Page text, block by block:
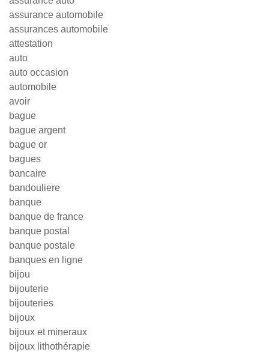
assurance automobile
assurances automobile
attestation
auto
auto occasion
automobile
avoir
bague
bague argent
bague or
bagues
bancaire
bandouliere
banque
banque de france
banque postal
banque postale
banques en ligne
bijou
bijouterie
bijouteries
bijoux
bijoux et mineraux
bijoux lithothérapie